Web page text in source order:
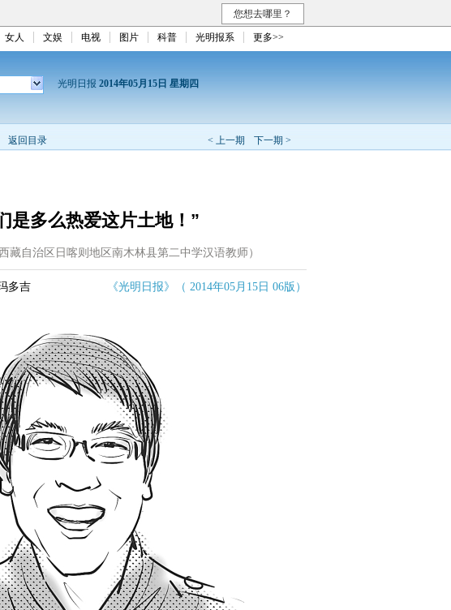
您想去哪里？
女人 文娱 电视 图片 科普 光明报系 更多>>
光明日报 2014年05月15日 星期四
< 上一期 下一期 >
返回目录
是多么热爱这片土地！”
藏自治区日喀则地区南木林县第二中学汉语教师）
多吉 《光明日报》（ 2014年05月15日 06版）